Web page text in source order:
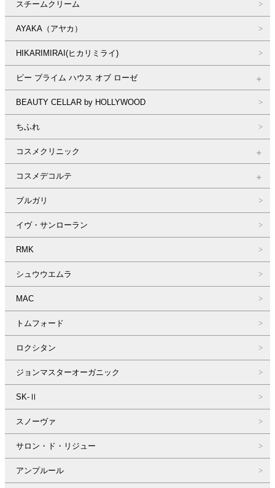
スチームクリーム
AYAKA（アヤカ）
HIKARIMIRAI(ヒカリミライ)
ビー プライム ハウス オブ ローゼ
BEAUTY CELLAR by HOLLYWOOD
ちふれ
コスメクリニック
コスメデコルテ
ブルガリ
イヴ・サンローラン
RMK
シュウウエムラ
MAC
トムフォード
ロクシタン
ジョンマスターオーガニック
SK-Ⅱ
スノーヴァ
サロン・ド・リジュー
アンプルール